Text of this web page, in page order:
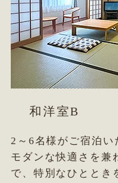
和洋室B
2～6名様がご宿泊い
モダンな快適さを兼
で、特別なひととき